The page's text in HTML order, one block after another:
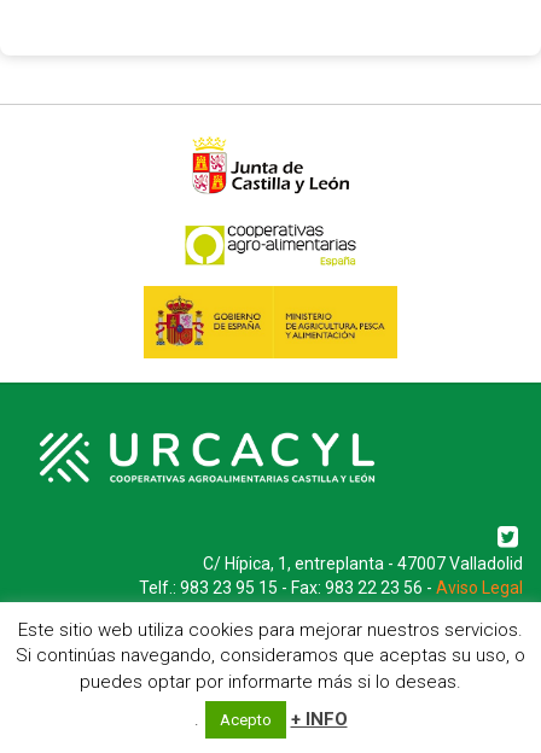
C/ Hípica, 1, entreplanta - 47007 Valladolid
Telf.: 983 23 95 15 - Fax: 983 22 23 56 - Aviso Legal
Este sitio web utiliza cookies para mejorar nuestros servicios.
Si continúas navegando, consideramos que aceptas su uso, o
puedes optar por informarte más si lo deseas.
.
Acepto + INFO